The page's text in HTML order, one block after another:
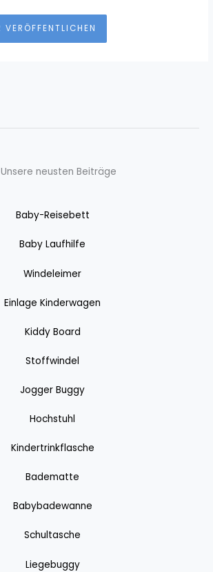
Unsere neusten Beiträge
Baby-Reisebett
Baby Laufhilfe
Windeleimer
Einlage Kinderwagen
Kiddy Board
Stoffwindel
Jogger Buggy
Hochstuhl
Kindertrinkflasche
Badematte
Babybadewanne
Schultasche
Liegebuggy